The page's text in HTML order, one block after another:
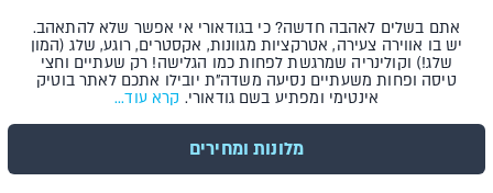
אתם בשלים לאהבה חדשה? כי בגודאורי אי אפשר שלא להתאהב.
יש בו אווירה צעירה, אטרקציות מגוונות, אקסטרים, רוגע, שלג (המון
שלג!) וקולינריה שמרגשת לפחות כמו הגלישה! רק שעתיים וחצי
טיסה ופחות משעתיים נסיעה משדה"ת יובילו אתכם לאתר בוטיק
אינטימי ומפתיע בשם גודאורי. קרא עוד...
מלונות ומחירים